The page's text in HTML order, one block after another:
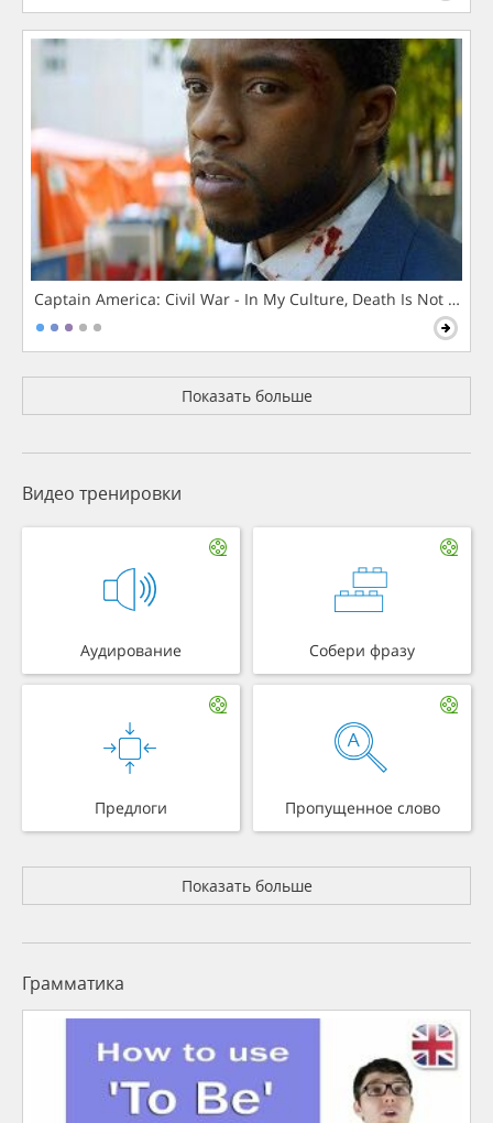
Captain America: Civil War - In My Culture, Death Is Not The
Показать больше
Видео тренировки
Аудирование Собери фразу
Предлоги Пропущенное слово
Показать больше
Грамматика